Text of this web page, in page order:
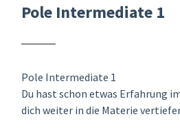
Pole Intermediate 1
Pole Intermediate 1
Du hast schon etwas Erfahrung
dich weiter in die Materie